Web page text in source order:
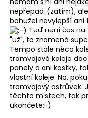
nepřepadl (zatím),
bohužel nevylepší ani
Teď není čas na
"už", to znamená
Tempo stále něco
tramvajové koleje
panely a ani kostky,
vlastní koleje. No,
tramvajový ostrůvek.
těchto místech, tak
ukončete:-)